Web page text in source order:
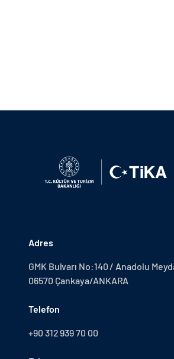
Adres
GMK Bulvarı No:140 / Anadolu
06570 Çankaya/ANKARA
Telefon
+90 312 939 70 00